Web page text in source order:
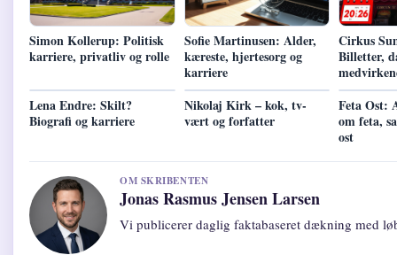
Simon Kollerup: Politisk
karriere, privatliv og rolle
Sofie Martinusen: Alder,
kæreste, hjertesorg og
karriere
Cirkus
Billetter,
Lena Endre: Skilt?
Biografi og karriere
Nikolaj Kirk – kok, tv-
vært og forfatter
Feta Ost:
om feta,
ost
OM SKRIBENTEN
Jonas Rasmus Jensen Larsen
Vi publicerer daglig faktabaseret dækning med